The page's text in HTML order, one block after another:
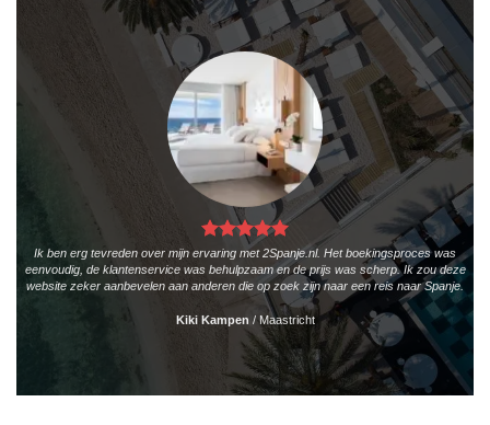
Ik ben erg tevreden over mijn ervaring met 2Spanje.nl. Het boekingsproces was
eenvoudig, de klantenservice was behulpzaam en de prijs was scherp. Ik zou deze
website zeker aanbevelen aan anderen die op zoek zijn naar een reis naar Spanje.
Kiki Kampen /Maastricht